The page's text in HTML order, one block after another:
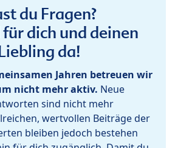
du Fragen?
dich und deinen
da!
Jahren betreuen wir
nicht mehr aktiv. Neue
sind nicht mehr
wertvollen Beiträge der
bleiben jedoch bestehen